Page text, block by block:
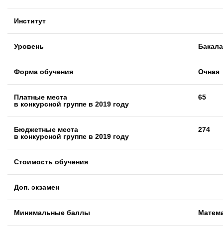
Институт
Уровень
Форма обучения Очная
Платные места
в конкурсной группе в 2019 году
65
Бюджетные места
в конкурсной группе в 2019 году
274
Стоимость обучения
Доп. экзамен
Минимальные баллы